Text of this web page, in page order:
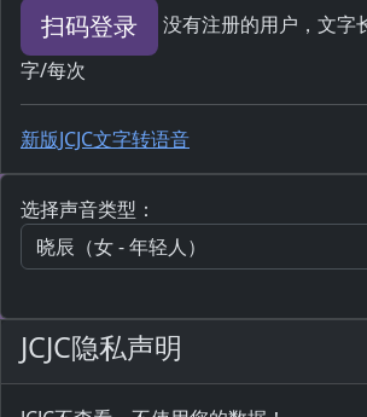
扫码登录
没有注册的用户，文字
字/每次
新版JCJC文字转语音
选择声音类型：
JCJC隐私声明